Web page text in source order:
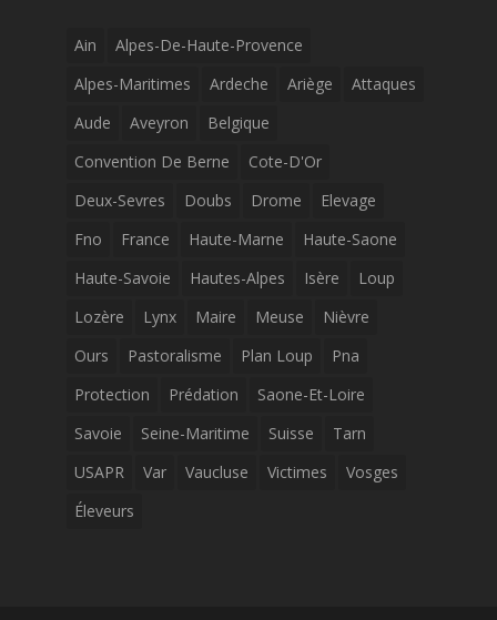
Ain
Alpes-De-Haute-Provence
Alpes-Maritimes
Ardeche Ariège
Attaques
Aude
Aveyron
Belgique
Convention De Berne
Cote-D'Or
Deux-Sevres
Doubs Drome
Elevage
Fno
France Haute-Marne
Haute-Saone
Haute-Savoie
Hautes-Alpes Isère
Loup
Lozère
Lynx Maire Meuse
Nièvre
Ours
Pastoralisme Plan Loup
Pna
Protection
Prédation
Saone-Et-Loire
Savoie
Seine-Maritime Suisse
Tarn
USAPR
Var Vaucluse Victimes
Vosges
Éleveurs